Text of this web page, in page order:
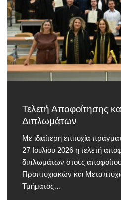
Τελετή Αποφοίτησης
Διπλωμάτων
Με ιδιαίτερη επιτυχία
27 Ιουλίου 2026 η τελετή
διπλωμάτων στους
Προπτυχιακών και
Τμήματος…